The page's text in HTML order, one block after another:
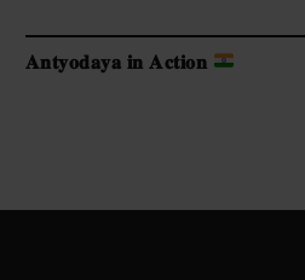
𝐀𝐧𝐭𝐲𝐨𝐝𝐚𝐲𝐚 𝐢𝐧 𝐀𝐜𝐭𝐢𝐨𝐧